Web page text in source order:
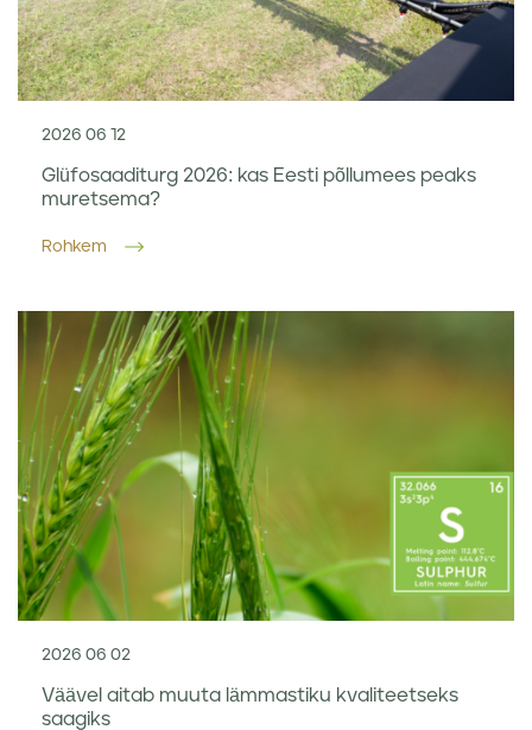
2026 06 12
Glüfosaaditurg 2026: kas Eesti põllumees peaks
muretsema?
Rohkem
2026 06 02
Väävel aitab muuta lämmastiku kvaliteetseks
saagiks